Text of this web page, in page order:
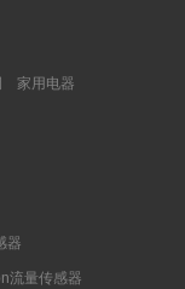
家用电器
器
流量传感器